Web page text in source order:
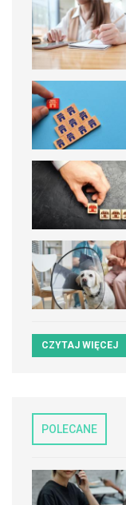
CZYTAJ WIĘCEJ
POLECANE